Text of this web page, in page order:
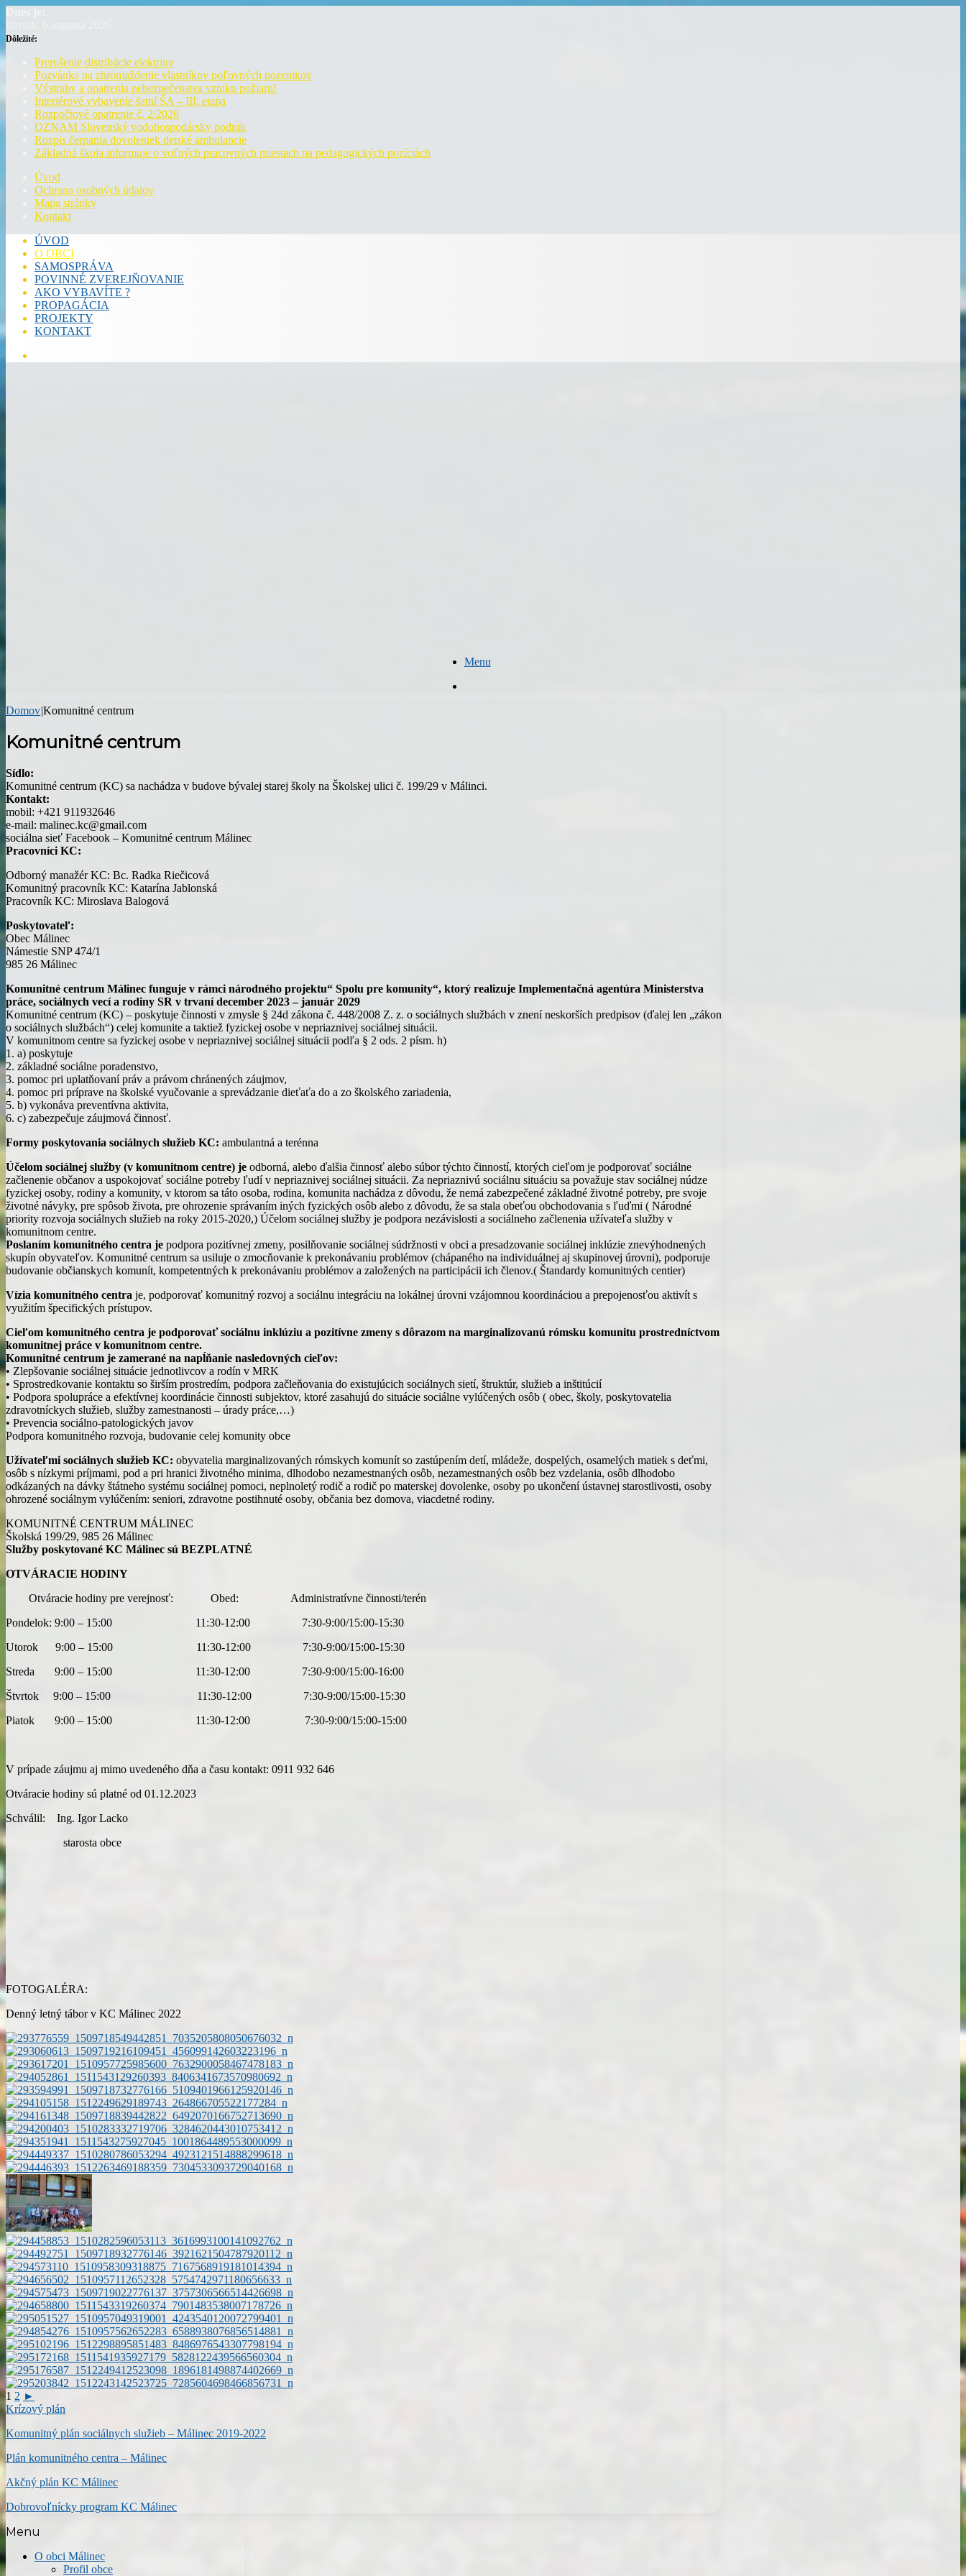
Dôležité:
Prerušenie distribúcie elektriny
Pozvánka na zhromaždenie vlastníkov poľovných pozemkov
Výstrahy a opatrenia nebezpečenstva vzniku požiaru!
Interiérové vybavenie šatní ŠA – III. etapa
Rozpočtové opatrenie č. 2/2026
OZNAM Slovenský vodohospodársky podnik
Rozpis čerpania dovoleniek detské ambulancie
Základná škola informuje o voľných pracovných miestach na pedagogických pozíciách
Úvod
Ochrana osobných údajov
Mapa stránky
Kontakt
ÚVOD
O OBCI
SAMOSPRÁVA
POVINNÉ ZVEREJŇOVANIE
AKO VYBAVÍTE ?
PROPAGÁCIA
PROJEKTY
KONTAKT
Menu
Domov|Komunitné centrum
Komunitné centrum
Sídlo:
Komunitné centrum (KC) sa nachádza v budove bývalej starej školy na Školskej ulici č. 199/29 v Málinci.
Kontakt:
mobil: +421 911932646
e-mail: malinec.kc@gmail.com
sociálna sieť Facebook – Komunitné centrum Málinec
Pracovníci KC:
Odborný manažér KC: Bc. Radka Riečicová
Komunitný pracovník KC: Katarína Jablonská
Pracovník KC: Miroslava Balogová
Poskytovateľ:
Obec Málinec
Námestie SNP 474/1
985 26 Málinec
Komunitné centrum Málinec funguje v rámci národného projektu“ Spolu pre komunity“, ktorý realizuje Implementačná agentúra Ministerstva
práce, sociálnych vecí a rodiny SR v trvaní december 2023 – január 2029
Komunitné centrum (KC) – poskytuje činnosti v zmysle § 24d zákona č. 448/2008 Z. z. o sociálnych službách v znení neskorších predpisov (ďalej len „zákon
o sociálnych službách“) celej komunite a taktiež fyzickej osobe v nepriaznivej sociálnej situácii.
V komunitnom centre sa fyzickej osobe v nepriaznivej sociálnej situácii podľa § 2 ods. 2 písm. h)
1. a) poskytuje
2. základné sociálne poradenstvo,
3. pomoc pri uplatňovaní práv a právom chránených záujmov,
4. pomoc pri príprave na školské vyučovanie a sprevádzanie dieťaťa do a zo školského zariadenia,
5. b) vykonáva preventívna aktivita,
6. c) zabezpečuje záujmová činnosť.
Formy poskytovania sociálnych služieb KC: ambulantná a terénna
Účelom sociálnej služby (v komunitnom centre) je odborná, alebo ďalšia činnosť alebo súbor týchto činností, ktorých cieľom je podporovať sociálne
začlenenie občanov a uspokojovať sociálne potreby ľudí v nepriaznivej sociálnej situácii. Za nepriaznivú sociálnu situáciu sa považuje stav sociálnej núdze
fyzickej osoby, rodiny a komunity, v ktorom sa táto osoba, rodina, komunita nachádza z dôvodu, že nemá zabezpečené základné životné potreby, pre svoje
životné návyky, pre spôsob života, pre ohrozenie správaním iných fyzických osôb alebo z dôvodu, že sa stala obeťou obchodovania s ľuďmi ( Národné
priority rozvoja sociálnych služieb na roky 2015-2020,) Účelom sociálnej služby je podpora nezávislosti a sociálneho začlenenia užívateľa služby v
komunitnom centre.
Poslaním komunitného centra je podpora pozitívnej zmeny, posilňovanie sociálnej súdržnosti v obci a presadzovanie sociálnej inklúzie znevýhodnených
skupín obyvateľov. Komunitné centrum sa usiluje o zmocňovanie k prekonávaniu problémov (chápaného na individuálnej aj skupinovej úrovni), podporuje
budovanie občianskych komunít, kompetentných k prekonávaniu problémov a založených na participácii ich členov.( Štandardy komunitných centier)
Vízia komunitného centra je, podporovať komunitný rozvoj a sociálnu integráciu na lokálnej úrovni vzájomnou koordináciou a prepojenosťou aktivít s
využitím špecifických prístupov.
Cieľom komunitného centra je podporovať sociálnu inklúziu a pozitívne zmeny s dôrazom na marginalizovanú rómsku komunitu prostredníctvom
komunitnej práce v komunitnom centre.
Komunitné centrum je zamerané na napĺňanie nasledovných cieľov:
• Zlepšovanie sociálnej situácie jednotlivcov a rodín v MRK
• Sprostredkovanie kontaktu so širším prostredím, podpora začleňovania do existujúcich sociálnych sietí, štruktúr, služieb a inštitúcií
• Podpora spolupráce a efektívnej koordinácie činnosti subjektov, ktoré zasahujú do situácie sociálne vylúčených osôb ( obec, školy, poskytovatelia
zdravotníckych služieb, služby zamestnanosti – úrady práce,…)
• Prevencia sociálno-patologických javov
Podpora komunitného rozvoja, budovanie celej komunity obce
Užívateľmi sociálnych služieb KC: obyvatelia marginalizovaných rómskych komunít so zastúpením detí, mládeže, dospelých, osamelých matiek s deťmi,
osôb s nízkymi príjmami, pod a pri hranici životného minima, dlhodobo nezamestnaných osôb, nezamestnaných osôb bez vzdelania, osôb dlhodobo
odkázaných na dávky štátneho systému sociálnej pomoci, neplnoletý rodič a rodič po materskej dovolenke, osoby po ukončení ústavnej starostlivosti, osoby
ohrozené sociálnym vylúčením: seniori, zdravotne postihnuté osoby, občania bez domova, viacdetné rodiny.
KOMUNITNÉ CENTRUM MÁLINEC
Školská 199/29, 985 26 Málinec
Služby poskytované KC Málinec sú BEZPLATNÉ
OTVÁRACIE HODINY
Otváracie hodiny pre verejnosť: Obed: Administratívne činnosti/terén
Pondelok: 9:00 – 15:00 11:30-12:00 7:30-9:00/15:00-15:30
Utorok 9:00 – 15:00 11:30-12:00 7:30-9:00/15:00-15:30
Streda 9:00 – 15:00 11:30-12:00 7:30-9:00/15:00-16:00
Štvrtok 9:00 – 15:00 11:30-12:00 7:30-9:00/15:00-15:30
Piatok 9:00 – 15:00 11:30-12:00 7:30-9:00/15:00-15:00
V prípade záujmu aj mimo uvedeného dňa a času kontakt: 0911 932 646
Otváracie hodiny sú platné od 01.12.2023
Schválil: Ing. Igor Lacko
starosta obce
FOTOGALÉRA:
Denný letný tábor v KC Málinec 2022
1 2 ►
Krízový plán
Komunitný plán sociálnych služieb – Málinec 2019-2022
Plán komunitného centra – Málinec
Akčný plán KC Málinec
Dobrovoľnícky program KC Málinec
Menu
O obci Málinec
Profil obce